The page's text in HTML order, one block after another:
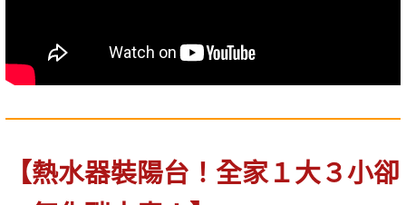
【熱水器裝陽台！全家１大３小卻